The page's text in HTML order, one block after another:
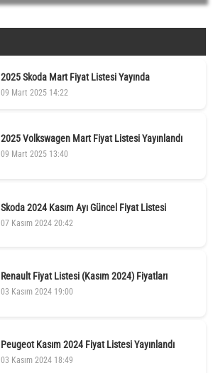
2025 Skoda Mart Fiyat Listesi Yayında
09 Mart 2025 14:22
2025 Volkswagen Mart Fiyat Listesi Yayınlandı
09 Mart 2025 13:40
Skoda 2024 Kasım Ayı Güncel Fiyat Listesi
07 Kasım 2024 20:42
Renault Fiyat Listesi (Kasım 2024) Fiyatları
03 Kasım 2024 19:00
Peugeot Kasım 2024 Fiyat Listesi Yayınlandı
03 Kasım 2024 18:49